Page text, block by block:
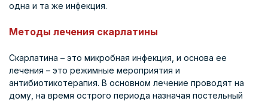
одна и та же инфекция.
Методы лечения скарлатины
Скарлатина – это микробная инфекция, и основа ее
лечения – это режимные мероприятия и
антибиотикотерапия. В основном лечение проводят на
дому, на время острого периода назначая постельный